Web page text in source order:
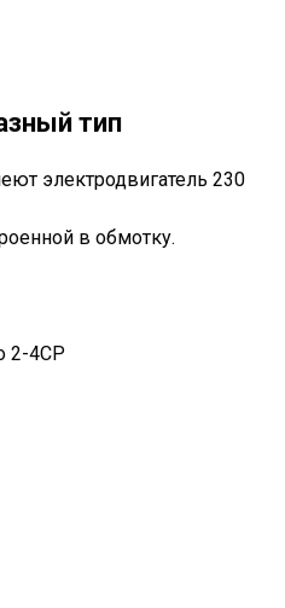
тип
электродвигатель 230
в обмотку.
2-4CP